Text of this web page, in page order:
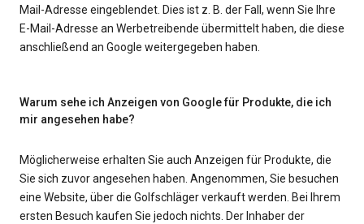
Mail-Adresse eingeblendet. Dies ist z. B. der Fall, wenn Sie Ihre
E-Mail-Adresse an Werbetreibende übermittelt haben, die diese
anschließend an Google weitergegeben haben.
Warum sehe ich Anzeigen von Google für Produkte, die ich
mir angesehen habe?
Möglicherweise erhalten Sie auch Anzeigen für Produkte, die
Sie sich zuvor angesehen haben. Angenommen, Sie besuchen
eine Website, über die Golfschläger verkauft werden. Bei Ihrem
ersten Besuch kaufen Sie jedoch nichts. Der Inhaber der